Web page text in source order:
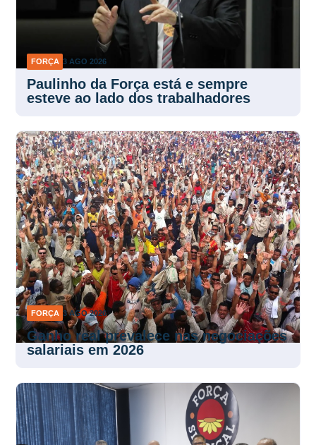
FORÇA 3 AGO 2026
Paulinho da Força está e sempre
esteve ao lado dos trabalhadores
FORÇA 3 AGO 2026
Ganho real prevalece nas negociações
salariais em 2026